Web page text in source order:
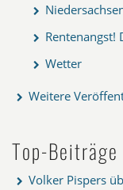
Rentenangst!
Wetter
Weitere
Top-
Volker Pispers